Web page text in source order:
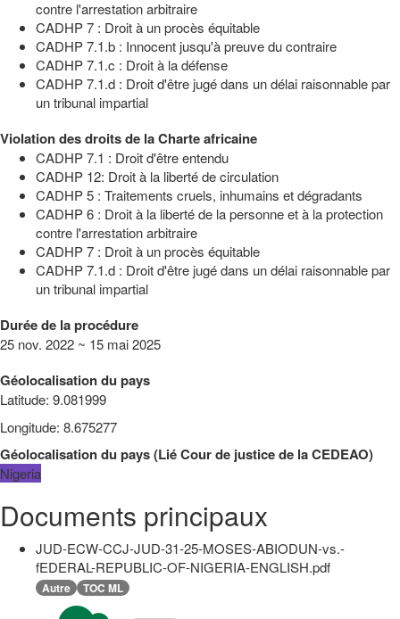
contre l'arrestation arbitraire
CADHP 7 : Droit à un procès équitable
CADHP 7.1.b : Innocent jusqu'à preuve du contraire
CADHP 7.1.c : Droit à la défense
CADHP 7.1.d : Droit d'être jugé dans un délai raisonnable par
un tribunal impartial
Violation des droits de la Charte africaine
CADHP 7.1 : Droit d'être entendu
CADHP 12: Droit à la liberté de circulation
CADHP 5 : Traitements cruels, inhumains et dégradants
CADHP 6 : Droit à la liberté de la personne et à la protection
contre l'arrestation arbitraire
CADHP 7 : Droit à un procès équitable
CADHP 7.1.d : Droit d'être jugé dans un délai raisonnable par
un tribunal impartial
Durée de la procédure
25 nov. 2022 ~ 15 mai 2025
Géolocalisation du pays
Latitude: 9.081999
Longitude: 8.675277
Géolocalisation du pays(LiéCour de justice de la CEDEAO)
Nigeria
Documents principaux
JUD-ECW-CCJ-JUD-31-25-MOSES-ABIODUN-vs.-
fEDERAL-REPUBLIC-OF-NIGERIA-ENGLISH.pdf
Autre TOC ML